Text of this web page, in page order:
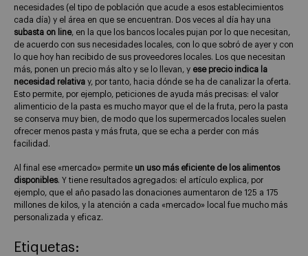
necesidades (el tipo de población que acude a esos establecimientos
cada día) y el área en que se encuentran. Dos veces al día hay una
subasta on line, en la que los bancos locales pujan por lo que necesitan,
de acuerdo con sus necesidades locales, con lo que sobró de ayer y con
lo que hoy han recibido de sus proveedores locales. Los que necesitan
más, ponen un precio más alto y se lo llevan, y ese precio indica la
necesidad relativa y, por tanto, hacia dónde se ha de canalizar la oferta.
Esto permite, por ejemplo, peticiones de ayuda más precisas: el valor
alimenticio de la pasta es mucho mayor que el de la fruta, pero la pasta
se conserva muy bien, de modo que los supermercados locales suelen
ofrecer menos pasta y más fruta, que se echa a perder con más
facilidad.
Al final ese «mercado» permite un uso más eficiente de los alimentos
disponibles. Y tiene resultados agregados: el artículo explica, por
ejemplo, que el año pasado las donaciones aumentaron de 125 a 175
millones de kilos, y la atención a cada «mercado» local fue mucho más
personalizada y eficaz.
Etiquetas: